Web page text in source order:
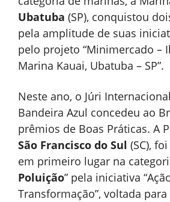
Ubatuba (SP), conquistou
pela amplitude de suas
pelo projeto “Minimercado –
Marina Kauai, Ubatuba – SP”.
Neste ano, o Júri
Bandeira Azul concedeu ao
prêmios de Boas Práticas. A
São Francisco do Sul (SC),
em primeiro lugar na
Poluição” pela iniciativa
Transformação”, voltada